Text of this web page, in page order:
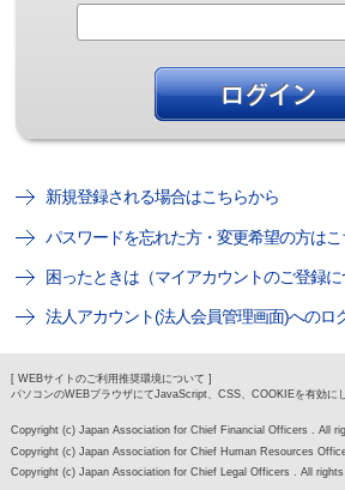
新規登録される場合はこちらから
パスワードを忘れた方・変更希望の方はこ
困ったときは（マイアカウントのご登録に
法人アカウント(法人会員管理画面)へのロ
[ WEBサイトのご利用推奨環境について ]
パソコンのWEBブラウザにてJavaScript、CSS、COOKIEを有効に
Copyright (c) Japan Association for Chief Financial Officers . All
Copyright (c) Japan Association for Chief Human Resources
Copyright (c) Japan Association for Chief Legal Officers . All rights